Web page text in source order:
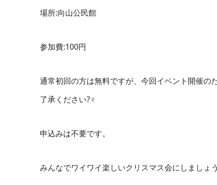
場所:向山公民館
参加費:100円
通常初回の方は無料ですが、今回イベント開催
了承ください?‍♀️
申込みは不要です。
みんなでワイワイ楽しいクリスマス会にしましょ